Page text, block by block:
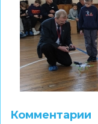
Комментарии